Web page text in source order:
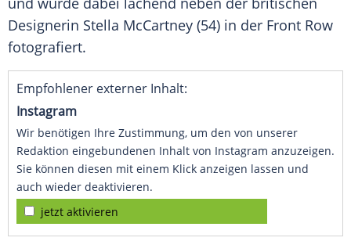
Designerin Stella McCartney (54) in der Front Row
fotografiert.
Empfohlener externer Inhalt:
Instagram
Wir benötigen Ihre Zustimmung, um den von unserer
Redaktion eingebundenen Inhalt von Instagram anzuzeigen.
Sie können diesen mit einem Klick anzeigen lassen und
auch wieder deaktivieren.
jetzt aktivieren